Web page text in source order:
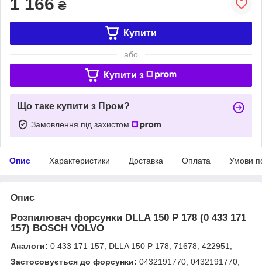
₴
Купити
або
Купити з
Що таке купити з Пром?
Замовлення під захистом
Опис Характеристики Доставка Оплата Умови
Опис
Розпилювач форсунки DLLA 150 P 178 (0 433 171
157) BOSCH VOLVO
Аналоги: 0 433 171 157, DLLA 150 P 178, 71678, 422951,
Застосовується до форсунки: 0432191770, 0432191770,